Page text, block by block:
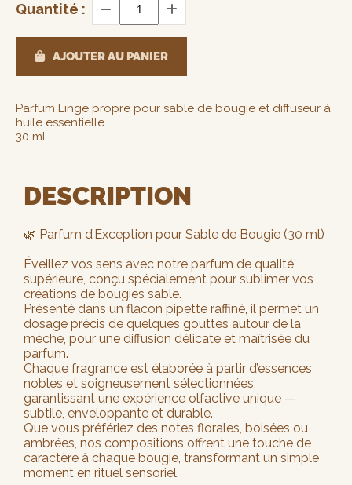
Quantité :
AJOUTER AU PANIER
Parfum Linge propre pour sable de bougie et diffuseur à
huile essentielle
30 ml
DESCRIPTION
🌿 Parfum d’Exception pour Sable de Bougie (30 ml)
Éveillez vos sens avec notre parfum de qualité
supérieure, conçu spécialement pour sublimer vos
créations de bougies sable.
Présenté dans un flacon pipette raffiné, il permet un
dosage précis de quelques gouttes autour de la
mèche, pour une diffusion délicate et maîtrisée du
parfum.
Chaque fragrance est élaborée à partir d’essences
nobles et soigneusement sélectionnées,
garantissant une expérience olfactive unique —
subtile, enveloppante et durable.
Que vous préfériez des notes florales, boisées ou
ambrées, nos compositions offrent une touche de
caractère à chaque bougie, transformant un simple
moment en rituel sensoriel.